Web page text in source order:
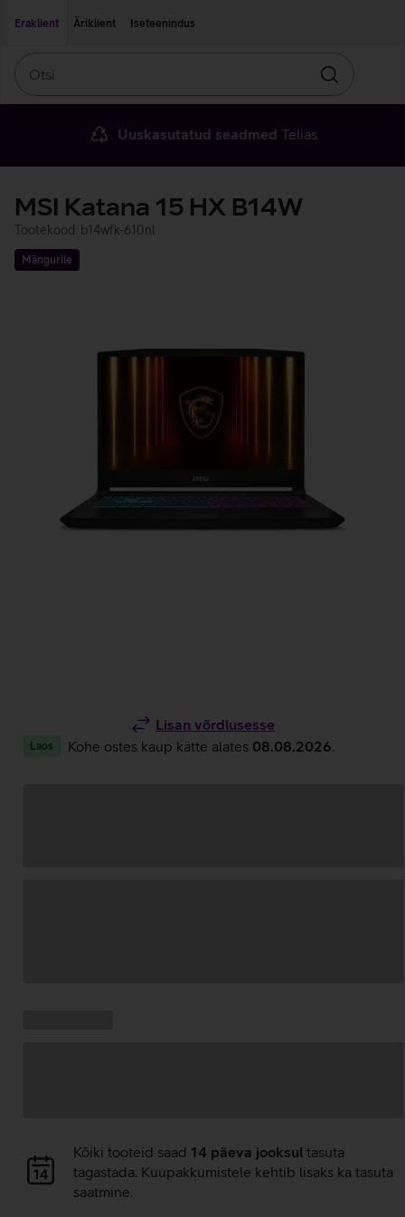
Eraklient
Äriklient Iseteenindus
Otsin
Uuskasutatud seadmed Telias
MSI Katana 15 HX B14W
Tootekood: b14wfk-610nl
Mängurile
Lisan võrdlusesse
Laos Kohe ostes kaup kätte alates 08.08.2026
Andmete
laadimine
Kõiki tooteid saad 14 päeva jooksul tasuta
tagastada. Kuupakkumistele kehtib lisaks ka tasuta
saatmine.